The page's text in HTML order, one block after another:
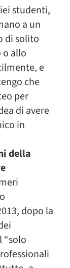
studenti,
a un
di solito
o allo
e
che
per
di avere
in
della
dopo la